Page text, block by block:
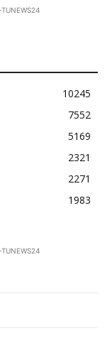
10245
7552
5169
2321
2271
1983